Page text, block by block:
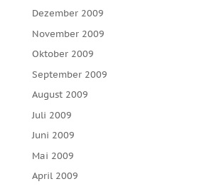
Dezember 2009
November 2009
Oktober 2009
September 2009
August 2009
Juli 2009
Juni 2009
Mai 2009
April 2009